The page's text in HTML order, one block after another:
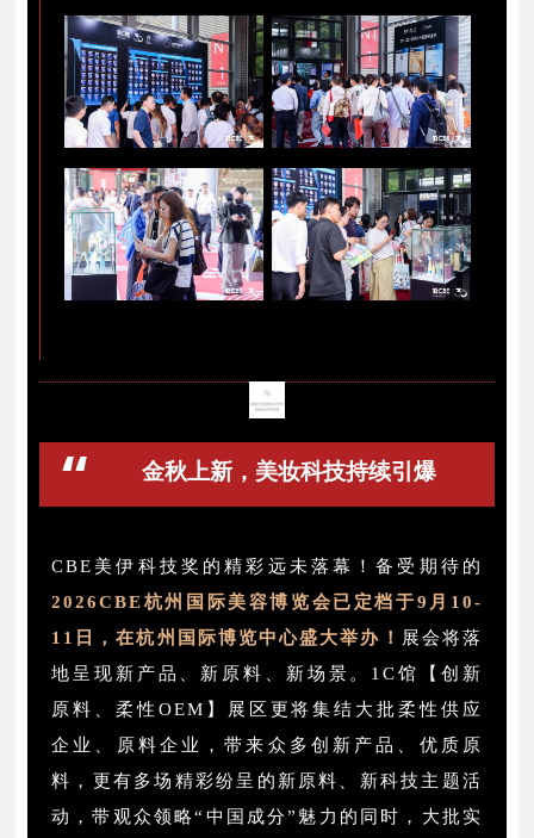
“ 金秋上新，美妆科技持续引爆
CBE美伊科技奖的精彩远未落幕！备受期待的
2026CBE杭州国际美容博览会已定档于9月10-
11日
，在杭州国际博览中心盛大举办！
展会将落
地呈现新产品、新原料、新场景。1C馆【创新
原料、柔性OEM】展区更将集结大批柔性供应
企业、原料企业，带来众多创新产品、优质原
料，更有多场精彩纷呈的新原料、新科技主题活
动，带观众领略“中国成分”魅力的同时，大批实